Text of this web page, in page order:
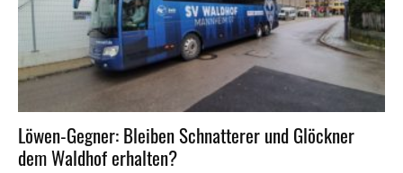
Löwen-Gegner: Bleiben Schnatterer und Glöckner
dem Waldhof erhalten?